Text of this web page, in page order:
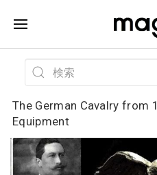
The German Cavalry from
Equipment